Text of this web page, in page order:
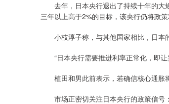
去年，日本央行退出了持续十年的大
三年以上高于2%的目标，该央行仍将政策
小枝淳子称，与其他国家相比，日本的
“日本央行需要推进利率正常化，即让
植田和男此前表示，若确信核心通胀
市场正密切关注日本央行的政策信号